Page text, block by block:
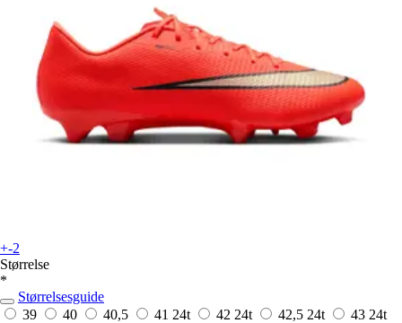
+-2
Størrelse
*
Størrelsesguide
39
40 40,5 41 24t 42 24t 42,5 24t 43 24t